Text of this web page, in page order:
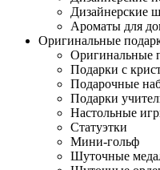
Дизайнерские
Ароматы для
Оригинальные
Оригинальные
Подарки с
Подарочные
Подарки
Настольные
Статуэтки
Мини-гольф
Шуточные